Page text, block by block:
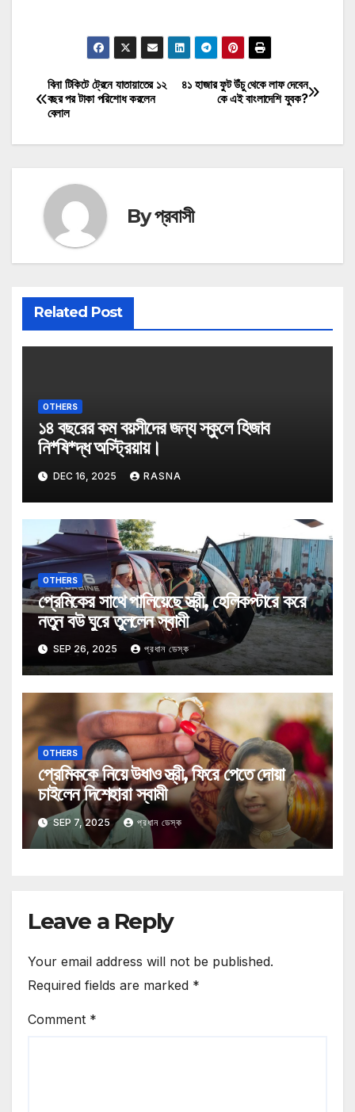
Post
navigation
৪১ হাজার ফুট উঁচু থেকে লাফ দেবেন
কে এই বাংলাদেশি যুবক?
বিনা টিকিটে ট্রেনে যাতায়াতের ১২
বছর পর টাকা পরিশোধ করলেন
বেলাল
Byপ্রবাসী
Related Post
OTHERS
১৪ বছরের কম বয়সীদের জন্য স্কুলে হিজাব
নি*ষি*দ্ধ অস্ট্রিয়ায়।
DEC 16, 2025 RASNA
OTHERS
প্রেমিকের সাথে পালিয়েছে স্ত্রী, হেলিকপ্টারে করে
নতুন বউ ঘুরে তুললেন স্বামী
SEP 26, 2025 প্রধান ডেস্ক
OTHERS
প্রেমিককে নিয়ে উধাও স্ত্রী, ফিরে পেতে দোয়া
চাইলেন দিশেহারা স্বামী
SEP 7, 2025 প্রধান ডেস্ক
Leave a Reply
Your email address will not be published.
Required fields are marked *
Comment *